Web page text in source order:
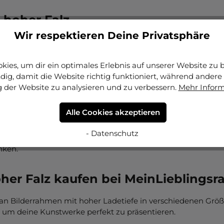
Falz
Konstruktion aus. Die erhöhte Falz ermöglicht es,
dass Farben und Tinte verschmieren oder
Kunstliebhaber
Kunstliebhaber, die ihre Kunstwerke
Bilder auf einzigartige Weise zu betonen.
den perfekten Bilderrahmen mit hoher Falz für deine
Falz kaufen bei
Bilderrahmen mit hoher Ladetiefe in verschiedenen
deine Kunstwerke perfekt zu präsentieren.
Wir respektieren Deine Privatsphäre
um dir ein optimales Erlebnis auf unserer Website zu
damit die Website richtig funktioniert, während andere
der Website zu analysieren und zu verbessern. Mehr
Alle Cookies akzeptieren
- Datenschutz